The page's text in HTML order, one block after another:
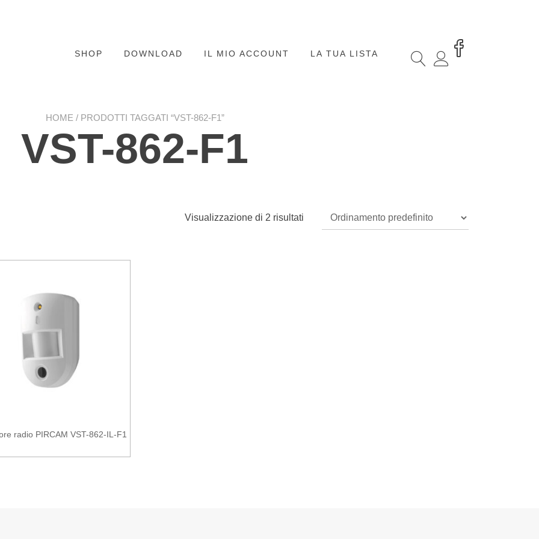
SHOP DOWNLOAD IL MIO ACCOUNT LA TUA LISTA
HOME / PRODOTTI TAGGATI “VST-862-F1”
VST-862-F1
Visualizzazione di 2 risultati
radio PIRCAM VST-862-IL-F1